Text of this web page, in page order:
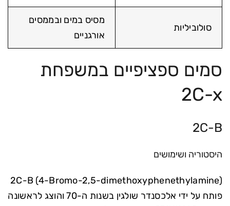
סולוביליות
מסיס במים ובממסים
אורגניים
סמים ספציפיים במשפחת
2C-x
2C-B
היסטוריה ושימושים
2C-B (4-Bromo-2,5-dimethoxyphenethylamine)
פותח על ידי אלכסנדר שולגין בשנות ה-70 והוצג לראשונה